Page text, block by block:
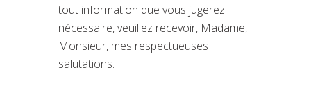
tout information que vous jugerez
nécessaire, veuillez recevoir, Madame,
Monsieur, mes respectueuses
salutations.